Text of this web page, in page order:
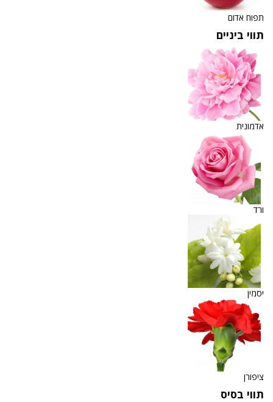
תפוח אדום
תווי ביניים
אדמונית
ורד
יסמין
ציפורן
תווי בסיס